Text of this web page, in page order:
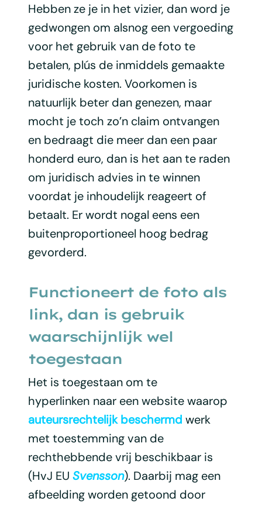
Hebben ze je in het vizier, dan word je
gedwongen om alsnog een vergoeding
voor het gebruik van de foto te
betalen, plús de inmiddels gemaakte
juridische kosten. Voorkomen is
natuurlijk beter dan genezen, maar
mocht je toch zo’n claim ontvangen
en bedraagt die meer dan een paar
honderd euro, dan is het aan te raden
om juridisch advies in te winnen
voordat je inhoudelijk reageert of
betaalt. Er wordt nogal eens een
buitenproportioneel hoog bedrag
gevorderd.
Functioneert de foto als
link, dan is gebruik
waarschijnlijk wel
toegestaan
Het is toegestaan om te
hyperlinken naar een website waarop
auteursrechtelijk beschermd werk
met toestemming van de
rechthebbende vrij beschikbaar is
(HvJ EU Svensson). Daarbij mag een
afbeelding worden getoond door